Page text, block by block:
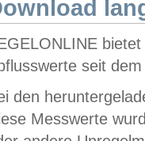
seit
den
Messwerte